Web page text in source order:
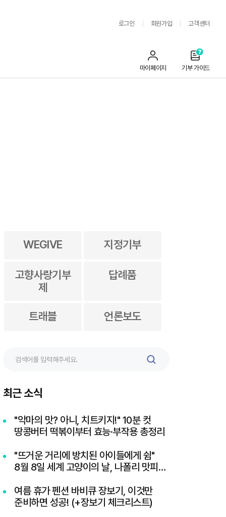
로그인 회원가입 고객센터
마이페이지 기부 가이드
WEGIVE 지정기부
고향사랑기부
제
답례품
트래블 언론보도
검
최근 소식
"악마의 맛? 아니, 치트키지!" 10분 컷
땅콩버터 떡볶이부터 효능·부작용 총정리
"뜨거운 거리에 방치된 아이들에게 쉼"
8월 8일 세계 고양이의 날, 나폴리 맛피아
여름 휴가 펜션 바비큐 장보기, 이것만
준비하면 성공! (+장보기 체크리스트)